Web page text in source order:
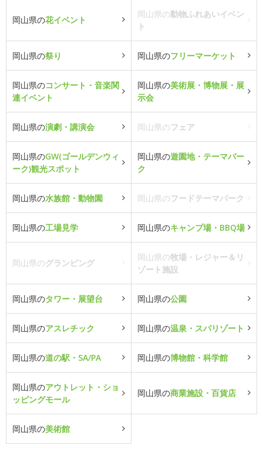
岡山県の花イベント
岡山県の動物ふれあいイベン
ト
岡山県の祭り 岡山県のフリーマーケット
岡山県のコンサート・音楽関
連イベント
岡山県の美術展・博物展・展
示会
岡山県の演劇・講演会 岡山県のフェア
岡山県のGW(ゴールデンウィ
ーク)観光スポット
岡山県の遊園地・テーマパー
ク
岡山県の水族館・動物園 岡山県のフードテーマパーク
岡山県の工場見学 岡山県のキャンプ場・BBQ場
岡山県のグランピング
岡山県の牧場・レジャー＆リ
ゾート施設
岡山県のタワー・展望台 岡山県の公園
岡山県のアスレチック 岡山県の温泉・スパリゾート
岡山県の道の駅・SA/PA 岡山県の博物館・科学館
岡山県のアウトレット・ショ
ッピングモール
岡山県の商業施設・百貨店
岡山県の美術館